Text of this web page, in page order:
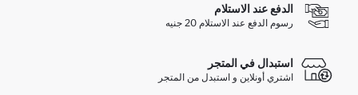
الدفع عند الاستلام
رسوم الدفع عند الاستلام 20 جنيه
استبدال في المتجر
اشتري أونلاين و استبدل من المتجر